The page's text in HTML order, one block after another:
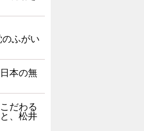
ふがい
本の無
だわる
、松井